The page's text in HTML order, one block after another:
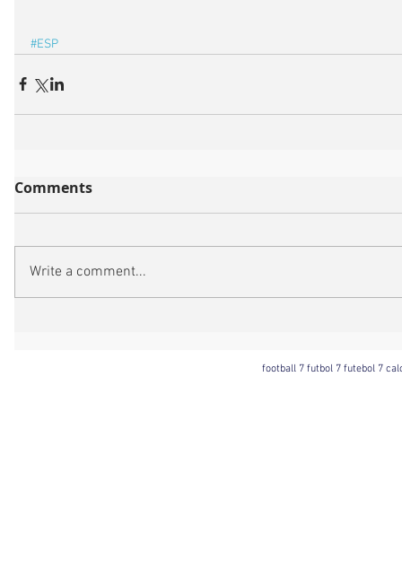
#ESP
Comments
Write a comment...
football 7 futbol 7 futebol 7